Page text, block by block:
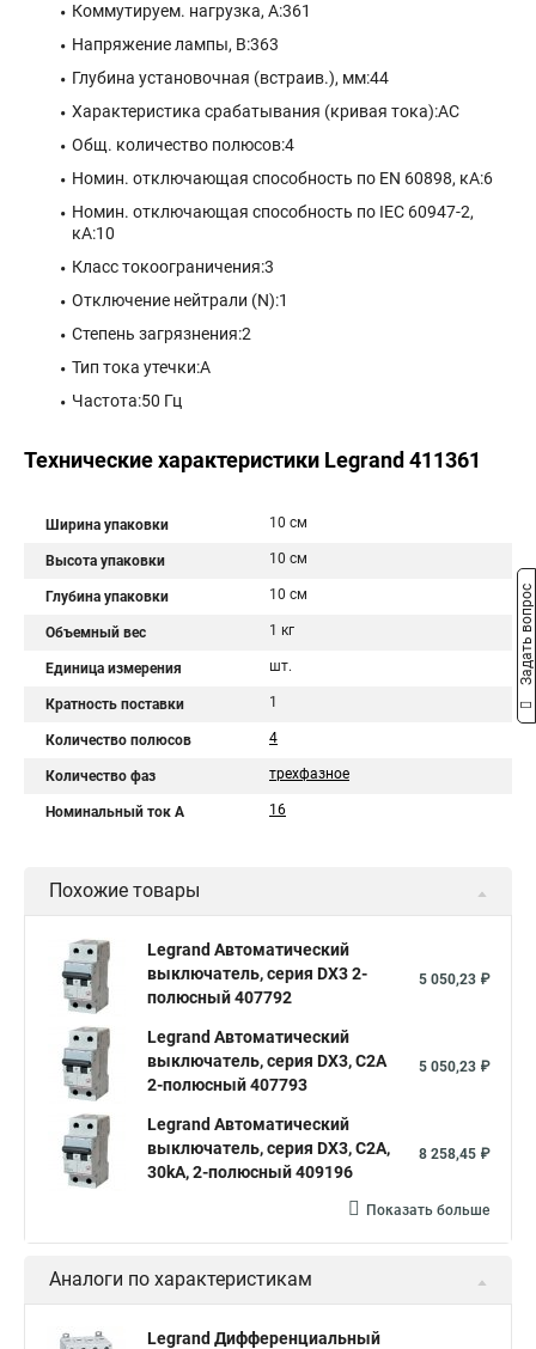
Коммутируем. нагрузка, А:361
Напряжение лампы, В:363
Глубина установочная (встраив.), мм:44
Характеристика срабатывания (кривая тока):AC
Общ. количество полюсов:4
Номин. отключающая способность по EN 60898, кА:6
Номин. отключающая способность по IEC 60947-2,
кА:10
Класс токоограничения:3
Отключение нейтрали (N):1
Степень загрязнения:2
Тип тока утечки:A
Частота:50 Гц
Технические характеристики Legrand 411361
Ширина упаковки 10 см
Высота упаковки 10 см
Глубина упаковки 10 см
Объемный вес 1 кг
Единица измерения шт.
Кратность поставки 1
Количество полюсов 4
Количество фаз трехфазное
Номинальный ток A 16
Похожие товары
Legrand Автоматический
выключатель, серия DX3 2-
полюсный 407792
5 050,23 ₽
Legrand Автоматический
выключатель, серия DX3, С2A
2-полюсный 407793
5 050,23 ₽
Legrand Автоматический
выключатель, серия DX3, С2A,
30kA, 2-полюсный 409196
8 258,45 ₽
Показать больше
Аналоги по характеристикам
Legrand Дифференциальный
Задать вопрос